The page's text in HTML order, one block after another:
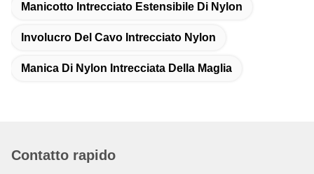
Manicotto Intrecciato Estensibile Di Nylon
Involucro Del Cavo Intrecciato Nylon
Manica Di Nylon Intrecciata Della Maglia
Contatto rapido